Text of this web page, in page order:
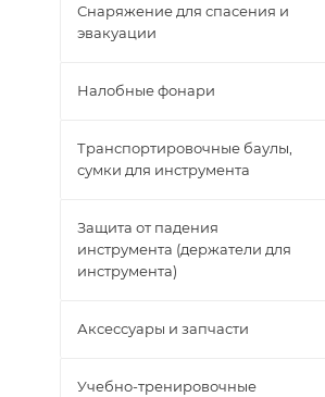
Снаряжение для спасения и
эвакуации
Налобные фонари
Транспортировочные баулы,
сумки для инструмента
Защита от падения
инструмента (держатели для
инструмента)
Аксессуары и запчасти
Учебно-тренировочные